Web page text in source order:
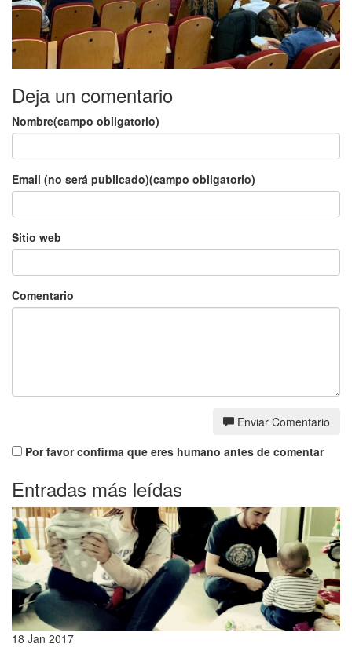
Deja un comentario
Nombre(campo obligatorio)
Email (no será publicado)(campo obligatorio)
Sitio web
Comentario
Enviar Comentario
Por favor confirma que eres humano antes de comentar
Entradas más leídas
18 Jan 2017